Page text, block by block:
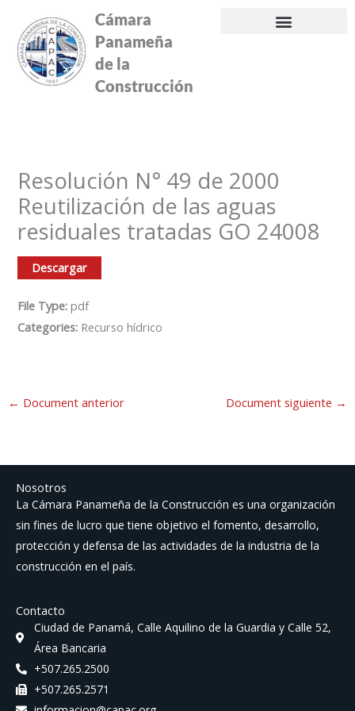
contenido
Cámara
Panameña
de la
Construcción
Resolución N° 49 de 2000
Reutilización de las aguas
residuales tratadas GO 24008
Descargar
File Type:pdf
Categories: Recurso hídrico
← Document anterior Document siguiente →
Nosotros
La Cámara Panameña de la Construcción es una organización
sin fines de lucro que tiene objetivo el fomento, desarrollo,
protección y defensa de las actividades de la industria de la
construcción en el país.
Contacto
Ciudad de Panamá, Calle Aquilino de la Guardia y Calle 52,
Área Bancaria
+507.265.2500
+507.265.2571